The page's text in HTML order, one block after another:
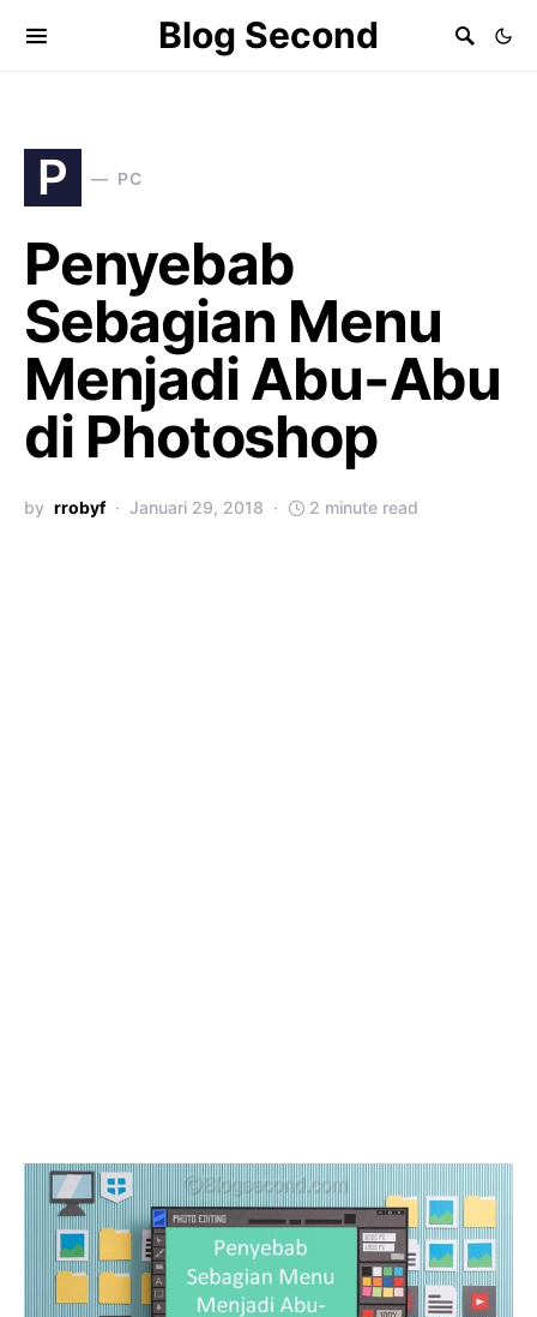
Blog Second
P PC
Penyebab
Sebagian Menu
Menjadi Abu-Abu
di Photoshop
by rrobyf Januari 29, 2018 2 minute read